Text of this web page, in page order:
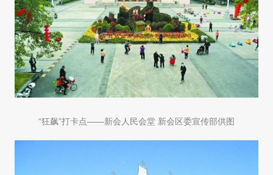
“狂飙”打卡点——新会人民会堂 新会区委宣传部供图